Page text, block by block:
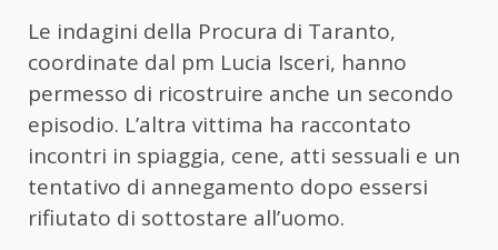
Le indagini della Procura di Taranto,
coordinate dal pm Lucia Isceri, hanno
permesso di ricostruire anche un secondo
episodio. L’altra vittima ha raccontato
incontri in spiaggia, cene, atti sessuali e un
tentativo di annegamento dopo essersi
rifiutato di sottostare all’uomo.